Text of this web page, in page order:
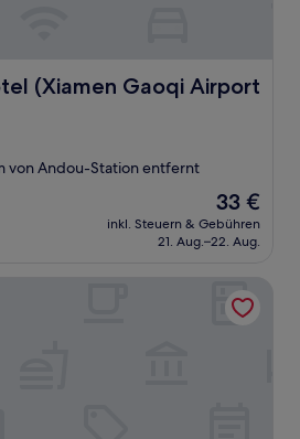
(Xiamen Gaoqi Airport
Gaoqi Airport SM Plaza)
von Andou-Station entfernt
Der
Preis
beträgt
33 €
inkl. Steuern & Gebühren
21. Aug.–22. Aug.
(Xiamen Airport SM City Plaza)